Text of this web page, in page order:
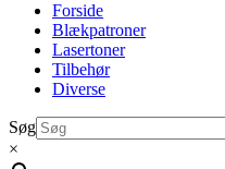
Forside
Blækpatroner
Lasertoner
Tilbehør
Diverse
Søg
×